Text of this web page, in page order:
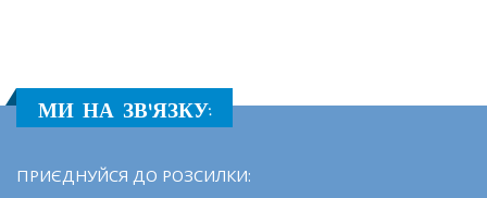
МИ НА ЗВ'ЯЗКУ:
ПРИЄДНУЙСЯ ДО РОЗСИЛКИ: